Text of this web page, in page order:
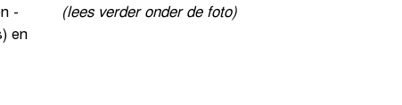
-
en
(lees verder onder de foto)